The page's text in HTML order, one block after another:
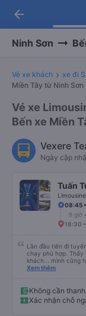
-
arrow_back
Ninh Sơn
Vé xe khách xe đi
Miền Tây từ Ninh Sơn
Vé xe
Bến xe Miền
Vexere
Ngày cập
Tuấn
08:45
9 giờ
18:30
Lần đầu tiên đi
chạy phù hợp. Thấy
khách... mình cũng
nhưng chạy đúng
Xem thêm
Không cần
Xác nhận chỗ